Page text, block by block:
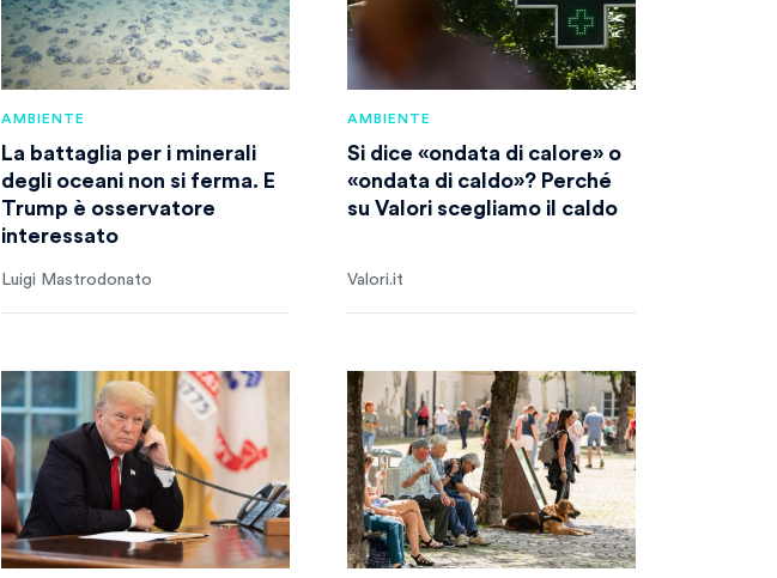
AMBIENTE
La battaglia per i minerali
degli oceani non si ferma. E
Trump è osservatore
interessato
Luigi Mastrodonato
AMBIENTE
Si dice «ondata di calore» o
«ondata di caldo»? Perché
su Valori scegliamo il caldo
Valori.it